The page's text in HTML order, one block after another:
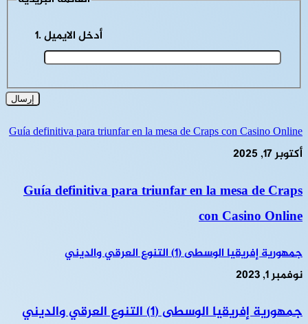
Guía definitiva para triunfar en la mesa de Craps con Casino Online
أكتوبر 17, 2025
Guía definitiva para triunfar en la mesa de Craps
con Casino Online
جمهورية إفريقيا الوسطى (1) التنوع العرقي والديني
نوفمبر 1, 2023
جمهورية إفريقيا الوسطى (1) التنوع العرقي والديني